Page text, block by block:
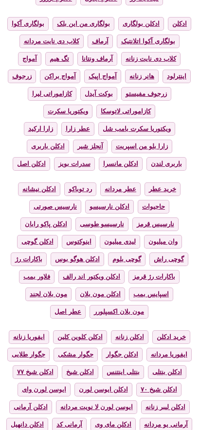
ادکلن ادکلن بولگاری بولگاری من این بلک بولگاری آکوا
بولگاری آکوا اتلانتیک آرماف کلاب دی نایت مردانه
کلاب دی نایت زنانه آرماف ونتانا تگ هیم آمواج
اینترلود هانر زنانه آمواج اپیک آمواج براکن زرجوف
زرجوف مفیستو بوکت آیدل کازاموراتی لیرا
کازاموراتی لاتوسکا ویکتوریا سکرت
ویکتوریا سکرت بامب شل عطر زارا زارا ارکید
زارا بلو من اسپریت آنجلز شیر ادکلن باربری
باربری لندن ادکلن مانسرا سدرات بویز ادکلن اصل
خرید عطر عطر مردانه رد توباکو ادکلن نیشانه
حاجیوات ادکلن نارسیسو نارسیس صورتی
نارسیس قرمز نارسیسو طوسی ادکلن پاکو رابان
وان میلیون لیدی میلیون اینوکتوس ادکلن گوچی
گوچی راش گوچی بلوم ادکلن هوگو بوس باکارات رژ
باکارات رژ قرمز ادکلن ویکتور اند رالف فلاور بمب
اسپایس بمب ادکلن مون بلان مون بلان لجند
مون بلان اکسپلورر عطر اصل
خرید ادکلن ادکلن زنانه ادکلن کلوین کلین ایفوریا زنانه
ایفوریا مردانه ادکلن جگوار جگوار مشکی جگوار طلایی
ادکلن بنتلی بنتلی اینتنس ادکلن شیخ ادکلن شیخ ۷۷
ادکلن شیخ ۷۰ ادکلن ایوسن لورن ایوسن لورن وای
ادکلن لیبر زنانه ایوسن لورن لا نویت مردانه ادکلن آرمانی
آرمانی یو مردانه ادکلن مای وی آرمانی کد ادکلن دانهیل